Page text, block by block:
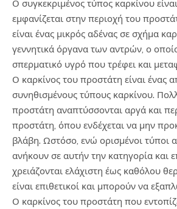
Ο συγκεκριμένος τύπος καρκίνου
εμφανίζεται στην περιοχή του
είναι ένας μικρός αδένας σε σχήμα
γεννητικά όργανα των αντρών, ο
σπερματικό υγρό που τρέφει και
Ο καρκίνος του προστάτη είναι ένας
συνηθισμένους τύπους καρκίνου.
προστάτη αναπτύσσονται αργά και
προστάτη, όπου ενδέχεται να μην
βλάβη. Ωστόσο, ενώ ορισμένοι τύποι
ανήκουν σε αυτήν την κατηγορία και
χρειάζονται ελάχιστη έως καθόλου
είναι επιθετικοί και μπορούν να
Ο καρκίνος του προστάτη που